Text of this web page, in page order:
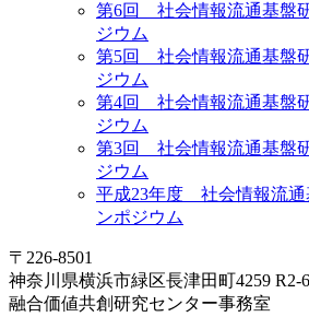
第6回 社会情報流通基盤
ジウム
第5回 社会情報流通基盤
ジウム
第4回 社会情報流通基盤
ジウム
第3回 社会情報流通基盤
ジウム
平成23年度 社会情報流通
ンポジウム
〒226-8501
神奈川県横浜市緑区長津田町4259 R2-
融合価値共創研究センター事務室